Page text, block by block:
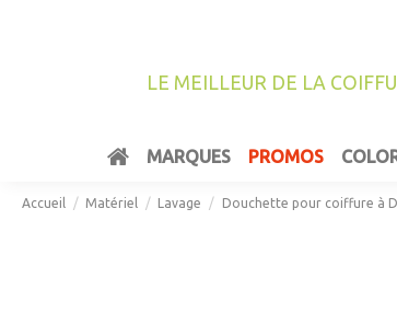
LE MEILLEUR DE LA
MARQUES PROMOS
Accueil Matériel Lavage Douchette pour coiffure à